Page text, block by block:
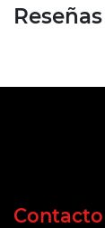
Contacto